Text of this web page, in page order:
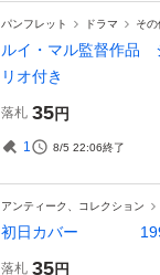
パンフレット ドラマ その
ルイ・マル監督作品
リオ付き
落札 35円
1 8/5 22:06終了
アンティーク、コレクション
初日カバー
落札 35円